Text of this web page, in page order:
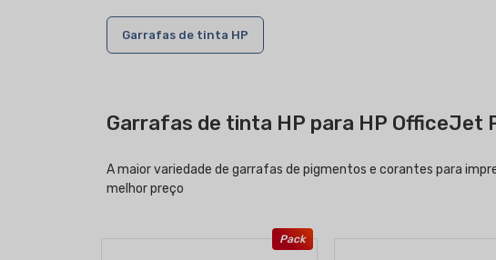
Garrafas de tinta HP
Garrafas de tinta HP para HP OfficeJet
A maior variedade de garrafas de pigmentos e corantes para
melhor preço
Pack